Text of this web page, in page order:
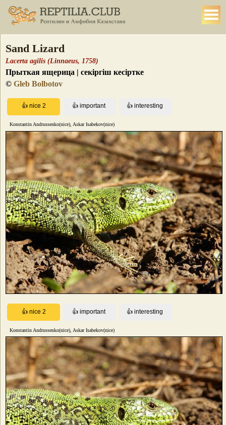
Sand Lizard
Lacerta agilis (Linnaeus, 1758)
Прыткая ящерица | секіргіш кесірткe
© Gleb Bolbotov
Konstantin Andrussenko(nice), Askar Isabekov(nice)
Konstantin Andrussenko(nice), Askar Isabekov(nice)